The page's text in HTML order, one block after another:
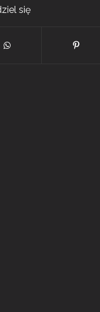
się